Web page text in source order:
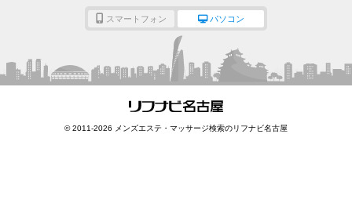
Ｗセラピスト
こだわり条件を変更
スマートフォン パソコン
© 2011-2026 メンズエステ・マッサージ検索のリフナビ名古屋